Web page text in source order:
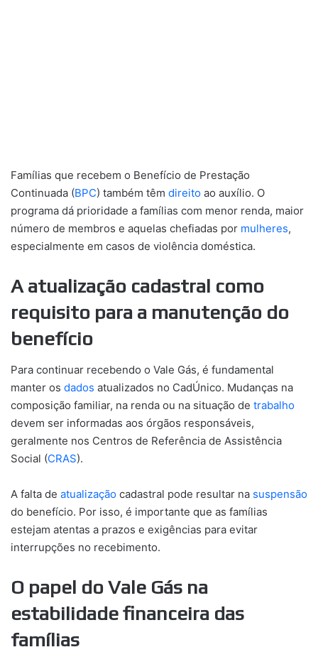
Famílias que recebem o Benefício de Prestação
Continuada (BPC) também têm direito ao auxílio. O
programa dá prioridade a famílias com menor renda, maior
número de membros e aquelas chefiadas por mulheres,
especialmente em casos de violência doméstica.
A atualização cadastral como
requisito para a manutenção do
benefício
Para continuar recebendo o Vale Gás, é fundamental
manter os dados atualizados no CadÚnico. Mudanças na
composição familiar, na renda ou na situação de trabalho
devem ser informadas aos órgãos responsáveis,
geralmente nos Centros de Referência de Assistência
Social (CRAS).
A falta de atualização cadastral pode resultar na suspensão
do benefício. Por isso, é importante que as famílias
estejam atentas a prazos e exigências para evitar
interrupções no recebimento.
O papel do Vale Gás na
estabilidade financeira das
famílias